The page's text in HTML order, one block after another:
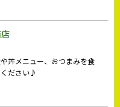
丼メニュー、おつまみを食
ださい♪